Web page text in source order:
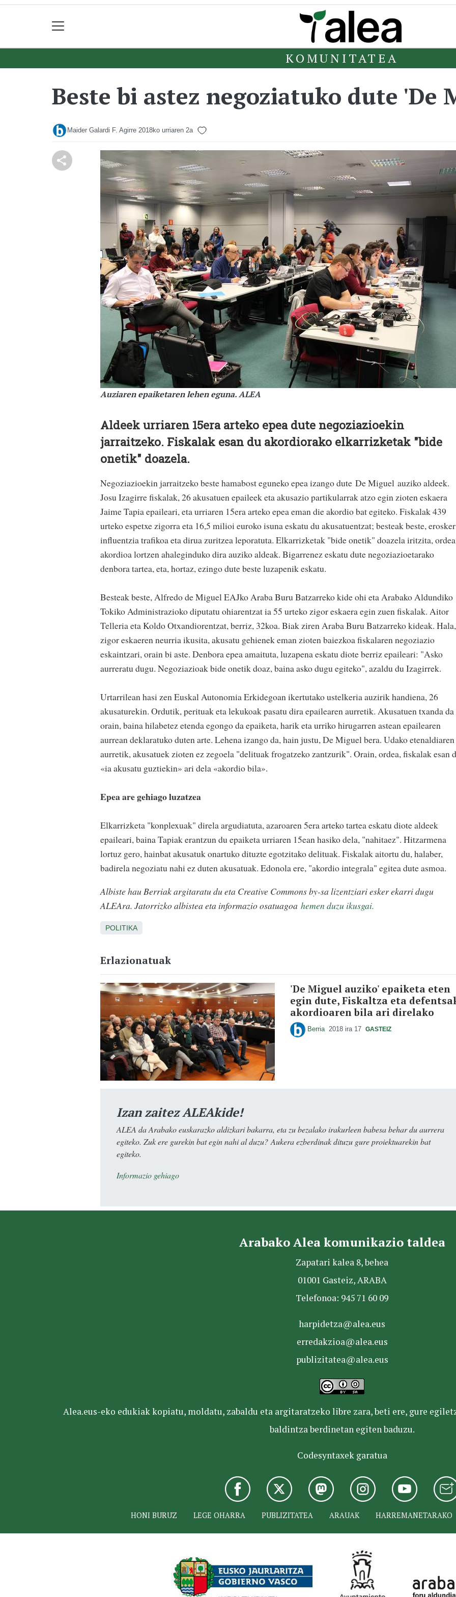
KOMUNITATEA
Beste bi astez negoziatuko dute 'De
Maider Galardi F. Agirre 2018ko urriaren 2a
Auziaren epaiketaren lehen eguna. ALEA
Aldeek urriaren 15era arteko epea dute negoziazioekin
jarraitzeko. Fiskalak esan du akordiorako elkarrizketak "bide
onetik" doazela.
Negoziazioekin jarraitzeko beste hamabost eguneko epea izango dute De Miguel auziko aldeek.
Josu Izagirre fiskalak, 26 akusatuen epaileek eta akusazio partikularrak atzo egin zioten eskaera
Jaime Tapia epaileari, eta urriaren 15era arteko epea eman die akordio bat egiteko. Fiskalak 439
urteko espetxe zigorra eta 16,5 milioi euroko isuna eskatu du akusatuentzat; besteak beste,
influentzia trafikoa eta dirua zuritzea leporatuta. Elkarrizketak "bide onetik" doazela iritzita,
akordioa lortzen ahaleginduko dira auziko aldeak. Bigarrenez eskatu dute negoziazioetarako
denbora tartea, eta, hortaz, ezingo dute beste luzapenik eskatu.
Besteak beste, Alfredo de Miguel EAJko Araba Buru Batzarreko kide ohi eta Arabako Aldundiko
Tokiko Administrazioko diputatu ohiarentzat ia 55 urteko zigor eskaera egin zuen fiskalak. Aitor
Telleria eta Koldo Otxandiorentzat, berriz, 32koa. Biak ziren Araba Buru Batzarreko kideak. Hala,
zigor eskaeren neurria ikusita, akusatu gehienek eman zioten baiezkoa fiskalaren negoziazio
eskaintzari, orain bi aste. Denbora epea amaituta, luzapena eskatu diote berriz epaileari: "Asko
aurreratu dugu. Negoziazioak bide onetik doaz, baina asko dugu egiteko", azaldu du Izagirrek.
Urtarrilean hasi zen Euskal Autonomia Erkidegoan ikertutako ustelkeria auzirik handiena, 26
akusaturekin. Ordutik, perituak eta lekukoak pasatu dira epailearen aurretik. Akusatuen txanda da
orain, baina hilabetez etenda egongo da epaiketa, harik eta urriko hirugarren astean epailearen
aurrean deklaratuko duten arte. Lehena izango da, hain justu, De Miguel bera. Udako etenaldiaren
aurretik, akusatuek zioten ez zegoela "delituak frogatzeko zantzurik". Orain, ordea, fiskalak esan
«ia akusatu guztiekin» ari dela «akordio bila».
Epea are gehiago luzatzea
Elkarrizketa "konplexuak" direla argudiatuta, azaroaren 5era arteko tartea eskatu diote aldeek
epaileari, baina Tapiak erantzun du epaiketa urriaren 15ean hasiko dela, "nahitaez". Hitzarmena
lortuz gero, hainbat akusatuk onartuko dituzte egotzitako delituak. Fiskalak aitortu du, halaber,
badirela negoziatu nahi ez duten akusatuak. Edonola ere, "akordio integrala" egitea dute asmoa.
Albiste hau Berriak argitaratu du eta Creative Commons by-sa lizentziari esker ekarri dugu
ALEAra. Jatorrizko albistea eta informazio osatuagoa hemen duzu ikusgai.
POLITIKA
Erlazionatuak
'De Miguel auziko' epaiketa eten
egin dute, Fiskaltza eta
akordioaren bila ari direlako
Berria 2018 ira 17 GASTEIZ
Izan zaitez ALEAkide!
ALEA da Arabako euskarazko aldizkari bakarra, eta zu bezalako irakurleen babesa behar du aurrera
egiteko. Zuk ere gurekin bat egin nahi al duzu? Aukera ezberdinak dituzu gure proiektuarekin bat
egiteko.
Informazio gehiago
Arabako Alea komunikazio taldea
Zapatari kalea 8, behea
01001 Gasteiz, ARABA
Telefonoa: 945 71 60 09
harpidetza@alea.eus
erredakzioa@alea.eus
publizitatea@alea.eus
Alea.eus-eko edukiak kopiatu, moldatu, zabaldu eta argitaratzeko libre zara, beti ere, gure
baldintza berdinetan egiten baduzu.
Codesyntaxek garatua
HONI BURUZ LEGE OHARRA PUBLIZITATEA ARAUAK HARREMANETARAKO